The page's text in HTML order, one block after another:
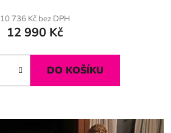
10 736 Kč bez DPH
12 990 Kč
DO KOŠÍKU